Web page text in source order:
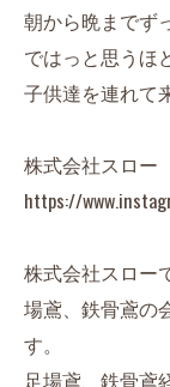
朝から晩までず
ではっと思うほ
子供達を連れて
株式会社スロ
https://
株式会社スロー
場鳶、鉄骨鳶の
す。
足場鳶、鉄骨鳶